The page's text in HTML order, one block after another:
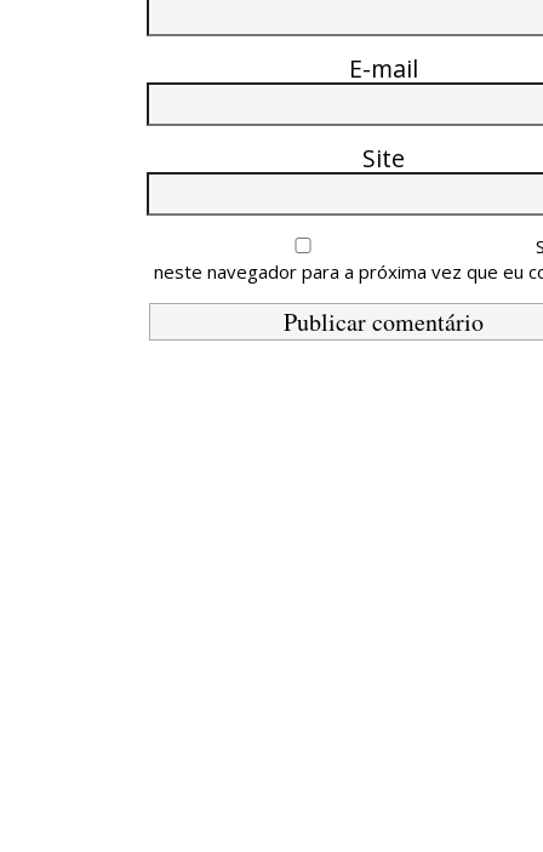
E-mail
Site
neste navegador para a próxima vez que eu